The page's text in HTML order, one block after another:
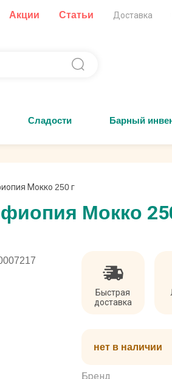
Акции Статьи Доставка
Сладости Барный
Мокко 250 г
Мокко
Быстрая
доставка
нет в наличии
Бренд